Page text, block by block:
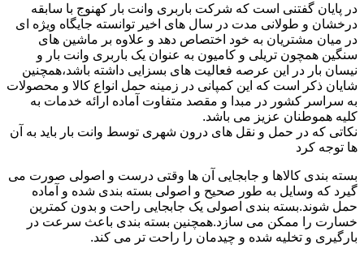
در پایان گفتنی است که شرکت باربری وانت بار کهنوج با سابقه
درخشان و طولانی مدت در سال های اخیر توانسته جایگاه ویژه ای
در میان مشتریان به خود اختصاص دهد و علاوه بر ماشین های
سنگین همچون تریلی و کامیون به عنوان یک باربری وانت بار و
نیسان بار در این عرصه فعالیت های بسزایی داشته باشد،همچنین
شایان ذکر است که این کمپانی در زمینه حمل انواع کالا و محصولات
به سراسر کشور در مبدا و مقصد متفاوت آماده ارائه خدمات به
کلیه هموطنان عزیز می باشد.
نکاتی که در حمل و نقل های درون شهری توسط وانت بار باید به آن
ها توجه کرد
بسته بندی کالاها و جابجایی آن ها وقتی درست و اصولی صورت می
گیرد که وسایل به طور صحیح و اصولی بسته بندی شده و آماده
حمل شوند.بسته بندی اصولی یک جابجایی راحت و بدون کمترین
خسارت را ممکن می سازد.همچنین بسته بندی باعث سرعت در
بارگیری و تخلیه شده و چیدمان را راحت تر می کند.